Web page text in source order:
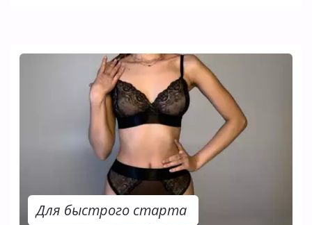
Для быстрого старта